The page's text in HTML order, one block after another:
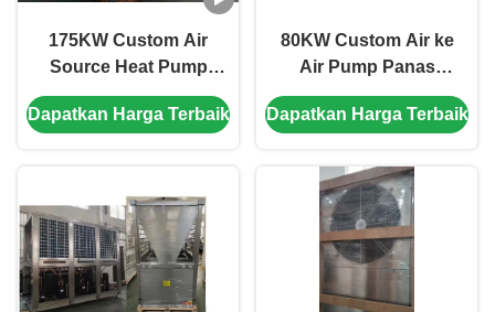
175KW Custom Air
Source Heat Pump
dengan Tabung Shell
Horizontal dan Scroll
efisien
Dapatkan Harga Terbaik
80KW Custom Air ke
Air Pump Panas
Dengan Plate Panas
Exchanger
Dapatkan Harga Terbaik